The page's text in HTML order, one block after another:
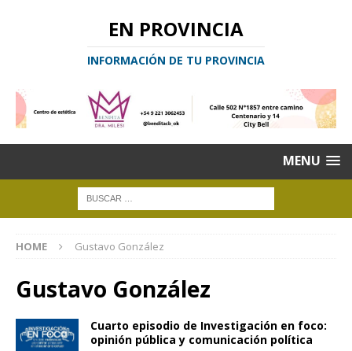
EN PROVINCIA
INFORMACIÓN DE TU PROVINCIA
MENU
HOME Gustavo González
Gustavo González
Cuarto episodio de Investigación en foco:
opinión pública y comunicación política